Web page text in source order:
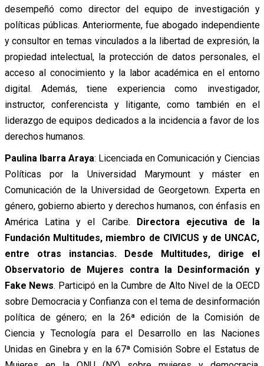
desempeñó como director del equipo de investigación y
políticas públicas. Anteriormente, fue abogado independiente
y consultor en temas vinculados a la libertad de expresión, la
propiedad intelectual, la protección de datos personales, el
acceso al conocimiento y la labor académica en el entorno
digital. Además, tiene experiencia como investigador,
instructor, conferencista y litigante, como también en el
liderazgo de equipos dedicados a la incidencia a favor de los
derechos humanos.
Paulina Ibarra Araya: Licenciada en Comunicación y Ciencias
Políticas por la Universidad Marymount y máster en
Comunicación de la Universidad de Georgetown. Experta en
género, gobierno abierto y derechos humanos, con énfasis en
América Latina y el Caribe. Directora ejecutiva de la
Fundación Multitudes, miembro de CIVICUS y de UNCAC,
entre otras instancias. Desde Multitudes, dirige el
Observatorio de Mujeres contra la Desinformación y
Fake News. Participó en la Cumbre de Alto Nivel de la OECD
sobre Democracia y Confianza con el tema de desinformación
política de género; en la 26ª edición de la Comisión de
Ciencia y Tecnología para el Desarrollo en las Naciones
Unidas en Ginebra y en la 67ª Comisión Sobre el Estatus de